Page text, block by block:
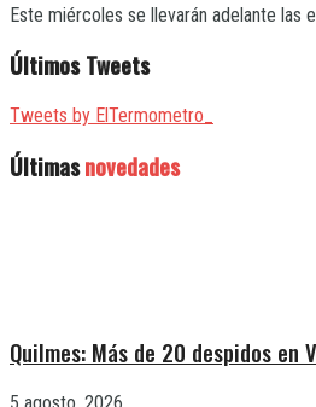
Este miércoles se llevarán adelante las
Últimos Tweets
Tweets by ElTermometro_
Últimasnovedades
Quilmes: Más de 20 despidos en